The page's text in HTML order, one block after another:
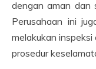
dengan aman dan
Perusahaan ini
melakukan
prosedur